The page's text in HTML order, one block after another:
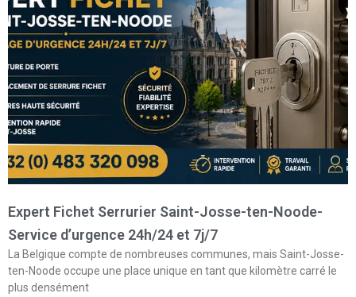
Expert Fichet Serrurier Saint-Josse-ten-Noode-
Service d’urgence 24h/24 et 7j/7
La Belgique compte de nombreuses communes, mais Saint-Josse-
ten-Noode occupe une place unique en tant que kilomètre carré le
plus densément